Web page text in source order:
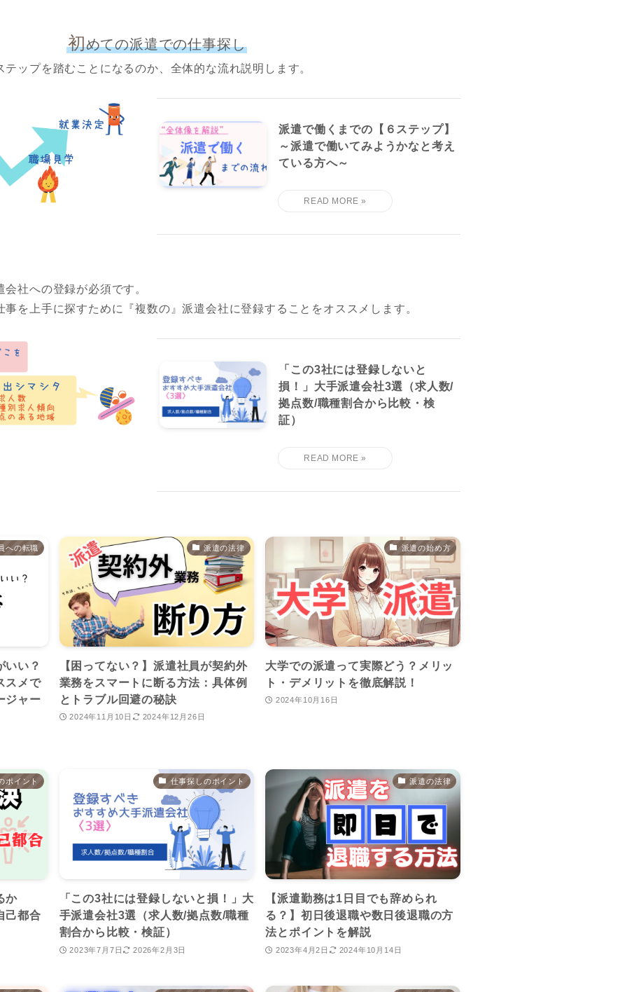
初めての派遣での仕事探し
ップを踏むことになるのか、全体的な流れ説明します。
派遣で働くまでの【６ステップ】
～派遣で働いてみようかなと考え
ている方へ～
社への登録が必須です。
を上手に探すために『複数の』派遣会社に登録することをオススメします。
「この3社には登録しないと
損！」大手派遣会社3選（求人数/
拠点数/職種割合から比較・検
証）
への転職
いい？
スメで
ジャー
派遣の法律
【困ってない？】派遣社員が契約外
業務をスマートに断る方法：具体例
とトラブル回避の秘訣
2024年11月10日 2024年12月26日
派遣の始め方
大学での派遣って実際どう？メリッ
ト・デメリットを徹底解説！
2024年10月16日
ポイント
か
己都合
仕事探しのポイント
「この3社には登録しないと損！」大
手派遣会社3選（求人数/拠点数/職種
割合から比較・検証）
2023年7月7日 2026年2月3日
派遣の法律
【派遣勤務は1日目でも辞められ
る？】初日後退職や数日後退職の方
法とポイントを解説
2023年4月2日 2024年10月14日